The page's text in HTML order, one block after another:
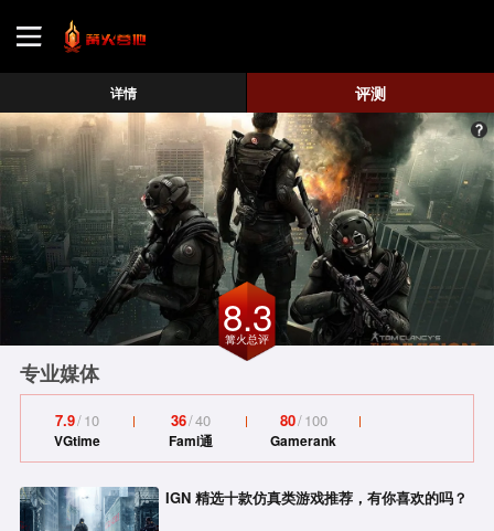
游戏评测
地图攻略
详情 评测
8.3
篝火总评
专业媒体
7.9/10
VGtime
36/40
Fami通
80/100
Gamerank
IGN 精选十款仿真类游戏推荐，有你喜欢的吗？